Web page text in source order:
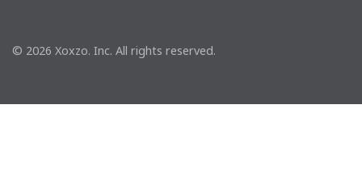
© 2026 Xoxzo. Inc. All rights reserved.